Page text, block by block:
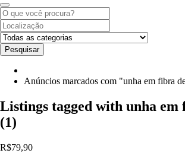
Pesquisar
Anúncios marcados com "unha em fibra
Listings tagged with unha
(1)
R$79,90